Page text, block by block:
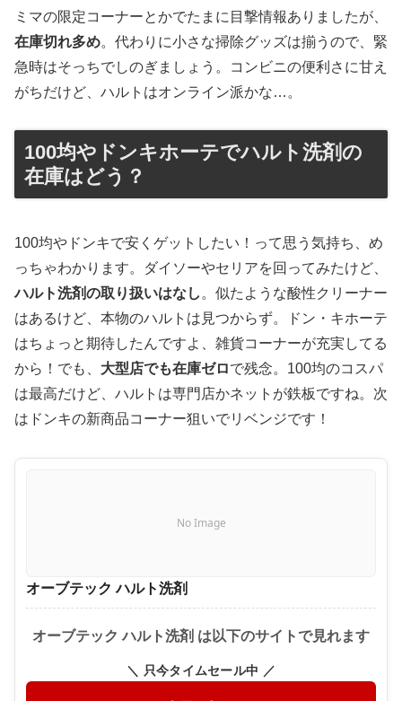
ミマの限定コーナーとかでたまに目撃情報ありましたが、
在庫切れ多め。代わりに小さな掃除グッズは揃うので、緊
急時はそっちでしのぎましょう。コンビニの便利さに甘え
がちだけど、ハルトはオンライン派かな…。
100均やドンキホーテでハルト洗剤の
在庫はどう？
100均やドンキで安くゲットしたい！って思う気持ち、め
っちゃわかります。ダイソーやセリアを回ってみたけど、
ハルト洗剤の取り扱いはなし 。似たような酸性クリーナー
はあるけど、本物のハルトは見つからず。ドン・キホーテ
はちょっと期待したんですよ、雑貨コーナーが充実してる
から！でも、 大型店でも在庫ゼロで残念。100均のコスパ
は最高だけど、ハルトは専門店かネットが鉄板ですね。次
はドンキの新商品コーナー狙いでリベンジです！
No Image
オーブテック ハルト洗剤
オーブテック ハルト洗剤 は以下のサイトで見れます
＼ 只今タイムセール中 ／